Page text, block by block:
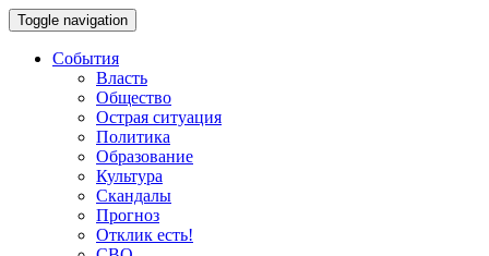
Toggle navigation
События
Власть
Общество
Острая ситуация
Политика
Образование
Культура
Скандалы
Прогноз
Отклик есть!